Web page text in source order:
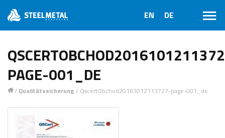
PAGE-001_DE
1/ Qualitätssicherung / QscertObchod20161012113727-page-001_de